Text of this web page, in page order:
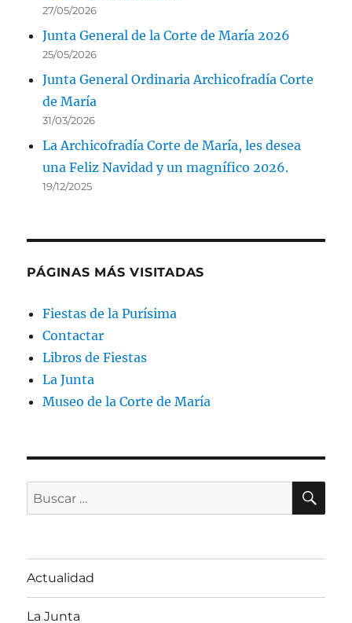
27/05/2026
Junta General de la Corte de María 2026
25/05/2026
Junta General Ordinaria Archicofradía Corte
de María
31/03/2026
La Archicofradía Corte de María, les desea
una Feliz Navidad y un magnífico 2026.
19/12/2025
PÁGINAS MÁS VISITADAS
Fiestas de la Purísima
Contactar
Libros de Fiestas
La Junta
Museo de la Corte de María
Buscar
por:
Actualidad
La Junta